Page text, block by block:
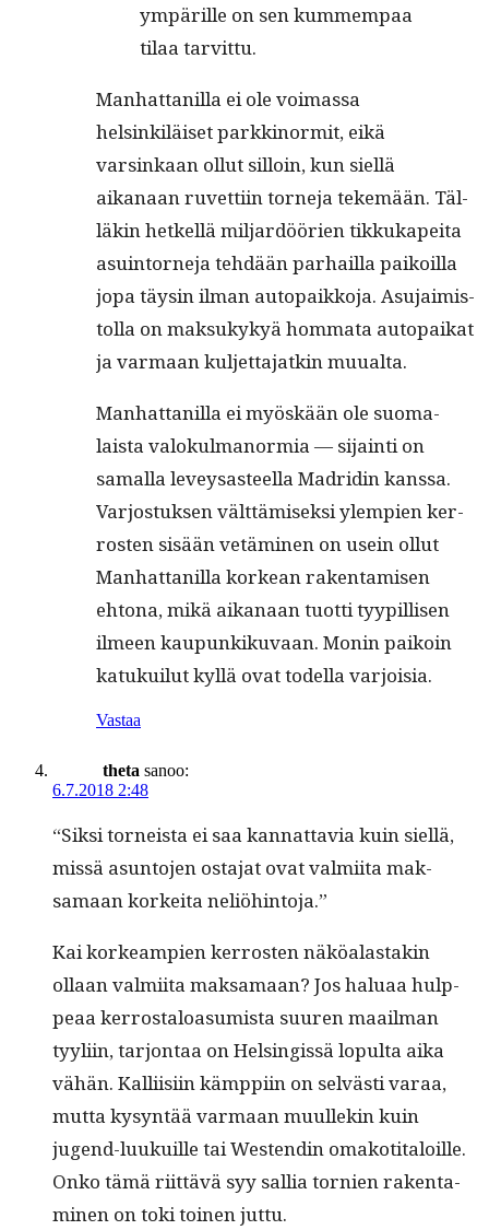
ympärille on sen kum­mem­paa
tilaa tarvittu.
Man­hat­tanil­la ei ole voimas­sa
helsinkiläiset parkki­nor­mit, eikä
varsinkaan ollut sil­loin, kun siel­lä
aikanaan ruvet­ti­in torne­ja tekemään. Täl­
läkin het­kel­lä mil­jardöörien tikkukapei­ta
asuin­torne­ja tehdään parhail­la paikoil­la
jopa täysin ilman autopaikko­ja. Asu­jaimis­
tol­la on mak­sukykyä hom­ma­ta autopaikat
ja var­maan kul­jet­ta­jatkin muualta.
Man­hat­tanil­la ei myöskään ole suo­ma­
laista val­okul­manormia — sijain­ti on
samal­la lev­eysas­teel­la Madridin kanssa.
Var­jos­tuk­sen vält­tämisek­si ylem­pi­en ker­
rosten sisään vetämi­nen on usein ollut
Man­hat­tanil­la korkean rak­en­tamisen
ehtona, mikä aikanaan tuot­ti tyyp­il­lisen
ilmeen kaupunkiku­vaan. Monin paikoin
katukuilut kyl­lä ovat todel­la varjoisia.
Vastaa
theta sanoo:
6.7.2018 2:48
“Sik­si torneista ei saa kan­nat­tavia kuin siel­lä,
mis­sä asun­to­jen osta­jat ovat valmi­ita mak­
samaan korkei­ta neliöhintoja.”
Kai korkeampi­en ker­rosten näköalas­takin
ollaan valmi­ita mak­samaan? Jos halu­aa hulp­
peaa ker­rostaloa­sum­ista suuren maail­man
tyyli­in, tar­jon­taa on Helsingis­sä lop­ul­ta aika
vähän. Kalli­isi­in kämp­pi­in on selvästi varaa,
mut­ta kysyn­tää var­maan muullekin kuin
jugend-luukuille tai Wes­t­endin omakoti­taloille.
Onko tämä riit­tävä syy sal­lia tornien rak­en­t­a­
mi­nen on toki toinen juttu.